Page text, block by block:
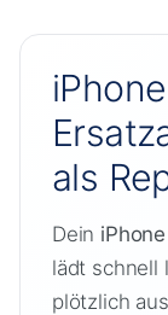
als
Dein
lädt schnell
plötzlich